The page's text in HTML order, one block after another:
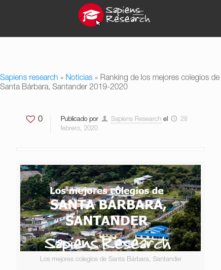
Sapiens research » Noticias » Ranking de los mejores colegios de
Santa Bárbara, Santander 2019-2020
0 Publicado por Sapiens Research el
28
febrero, 2020
Los mejores colegios de Santa Bárbara, Santander